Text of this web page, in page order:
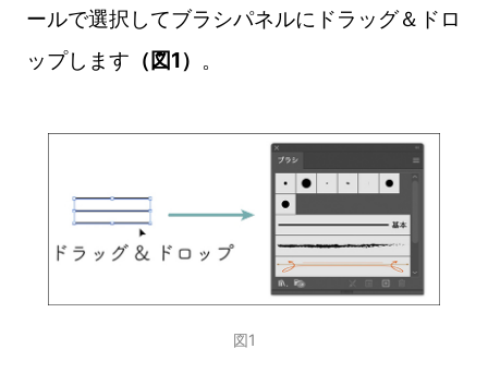
ールで選択してブラシパネルにドラッグ＆ドロ
ップします （図1） 。
図1